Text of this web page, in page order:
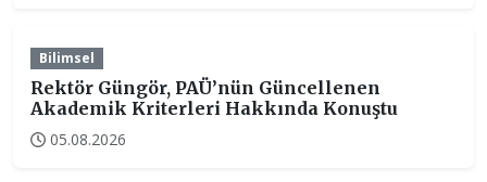
Bilimsel
Rektör Güngör, PAÜ’nün Güncellenen
Akademik Kriterleri Hakkında Konuştu
05.08.2026